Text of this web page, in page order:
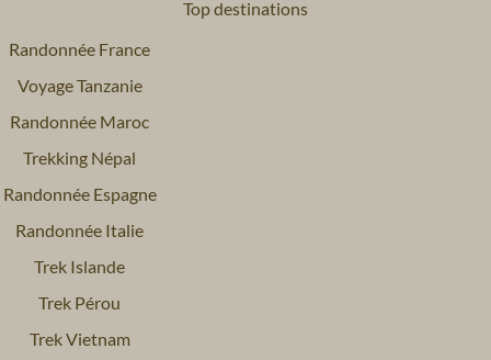
Top destinations
Randonnée France
Voyage Tanzanie
Randonnée Maroc
Trekking Népal
Randonnée Espagne
Randonnée Italie
Trek Islande
Trek Pérou
Trek Vietnam